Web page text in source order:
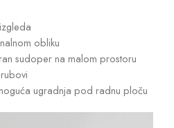
obliku
sudoper na malom prostoru
ugradnja pod radnu ploču